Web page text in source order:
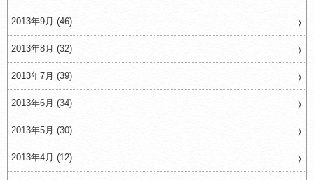
2013年9月 (46)
2013年8月 (32)
2013年7月 (39)
2013年6月 (34)
2013年5月 (30)
2013年4月 (12)